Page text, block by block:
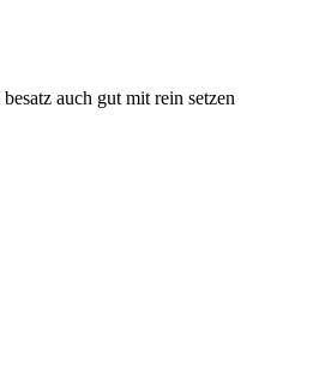
auch gut mit rein setzen